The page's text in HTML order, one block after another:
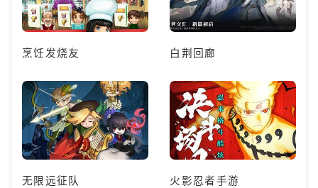
烹饪发烧友 白荆回廊
无限远征队 火影忍者手游